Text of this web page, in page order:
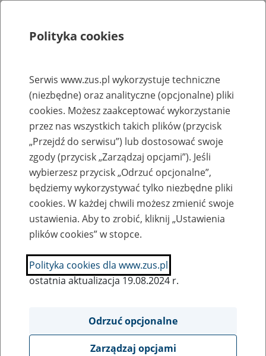
Rejestry, ewidencje i archiwa
Baza zlikwidowanych lub
przekształconych zakładów pracy
Nazwa zakładu pracy:
SZUKAJ
Ukryj wszystkie pozycje bazy
Polityka cookies
Serwis www.zus.pl wykorzystuje techniczne
(niezbędne) oraz analityczne (opcjonalne) pliki
cookies. Możesz zaakceptować wykorzystanie
przez nas wszystkich takich plików (przycisk
„Przejdź do serwisu”) lub dostosować swoje
zgody (przycisk „Zarządzaj opcjami”). Jeśli
wybierzesz przycisk „Odrzuć opcjonalne”,
będziemy wykorzystywać tylko niezbędne pliki
cookies. W każdej chwili możesz zmienić swoje
ustawienia. Aby to zrobić, kliknij „Ustawienia
plików cookies” w stopce.
Polityka cookies dla www.zus.pl
ostatnia aktualizacja 19.08.2024 r.
Odrzuć opcjonalne
Zarządzaj opcjami